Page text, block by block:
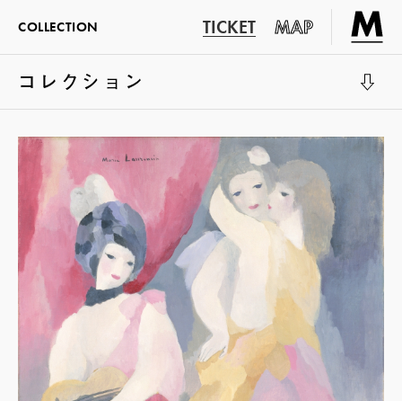
COLLECTION TICKET MAP
コレクション
展示室1